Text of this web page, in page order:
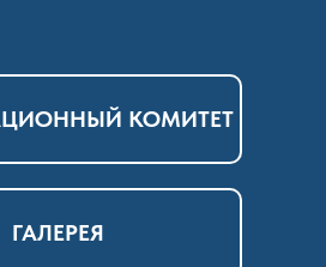
КОМИТЕТ
ГАЛЕРЕЯ